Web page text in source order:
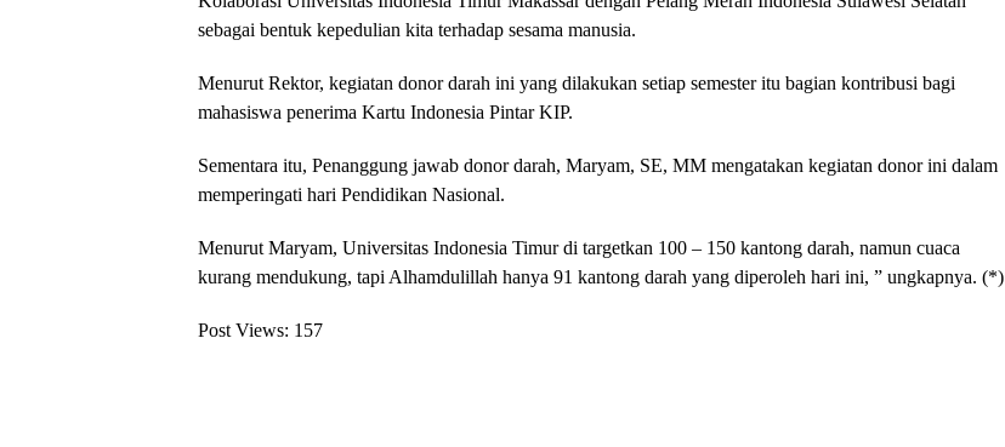
sebagai bentuk kepedulian kita terhadap sesama manusia.
Menurut Rektor, kegiatan donor darah ini yang dilakukan setiap semester itu bagian kontribusi bagi
mahasiswa penerima Kartu Indonesia Pintar KIP.
Sementara itu, Penanggung jawab donor darah, Maryam, SE, MM mengatakan kegiatan donor ini dalam
memperingati hari Pendidikan Nasional.
Menurut Maryam, Universitas Indonesia Timur di targetkan 100 – 150 kantong darah, namun cuaca
kurang mendukung, tapi Alhamdulillah hanya 91 kantong darah yang diperoleh hari ini, ” ungkapnya. (*)
Post Views: 157